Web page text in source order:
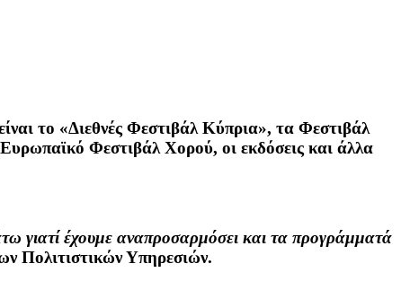
το «Διεθνές Φεστιβάλ Κύπρια», τα Φεστιβάλ
Φεστιβάλ Χορού, οι εκδόσεις και άλλα
γιατί έχουμε αναπροσαρμόσει και τα προγράμματά
Πολιτιστικών Υπηρεσιών.